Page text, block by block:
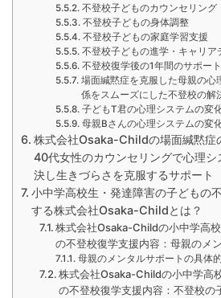
不登校子どものカウンセリング
不登校子どもの身体調整
不登校子どもの家庭学習支援
不登校子どもの進学・キャリア
不登校復学後の1年間のサポート
場面緘黙症を克服した母親の心
係をスムーズにした不登校の解
子どもT君の心理システムの変
母親Bさんの心理システムの変
株式会社Osaka-Childの場面緘黙症
40代女性のカウンセリングで心理シ
決し生きづらさを克服するサポート
小中学高校生・発達障害の子どもの
する株式会社Osaka-Childとは？
株式会社Osaka-Childの小中学高
の不登校復学支援内容：母親のメ
母親のメンタルサポートの具体
株式会社Osaka-Childの小中学高
の不登校復学支援内容：不登校の